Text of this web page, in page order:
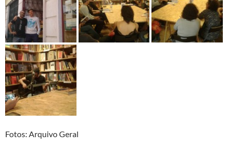
Fotos: Arquivo Geral